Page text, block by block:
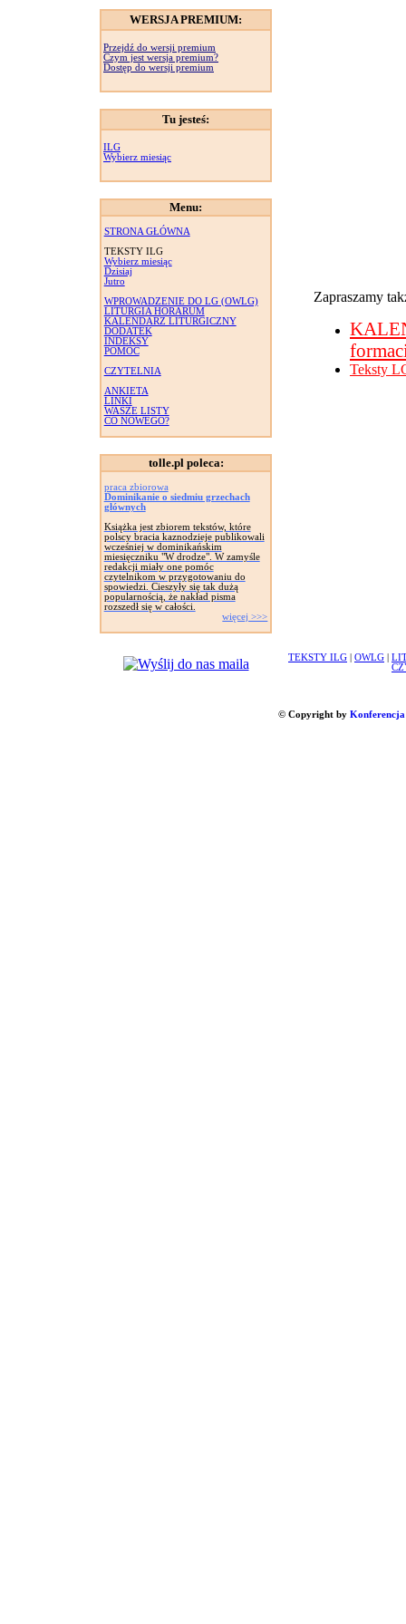
WERSJA PREMIUM:
Przejdź do wersji premium
Czym jest wersja premium?
Dostęp do wersji premium
Tu jesteś:
ILG
Wybierz miesiąc
Menu:
STRONA GŁÓWNA
TEKSTY ILG
Wybierz miesiąc
Dzisiaj
Jutro
WPROWADZENIE DO LG (OWLG)
LITURGIA HORARUM
KALENDARZ LITURGICZNY
DODATEK
INDEKSY
POMOC
CZYTELNIA
ANKIETA
LINKI
WASZE LISTY
CO NOWEGO?
tolle.pl poleca:
praca zbiorowa
Dominikanie o siedmiu grzechach
głównych
Książka jest zbiorem tekstów, które
polscy bracia kaznodzieje publikowali
wcześniej w dominikańskim
miesięczniku "W drodze". W zamyśle
redakcji miały one pomóc
czytelnikom w przygotowaniu do
spowiedzi. Cieszyły się tak dużą
popularnością, że nakład pisma
rozszedł się w całości.
więcej >>>
Zapraszamy
Teksty
TEKSTY ILG OWLG
© Copyright by Konferencja